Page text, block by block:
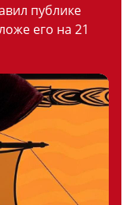
публике
его на 21